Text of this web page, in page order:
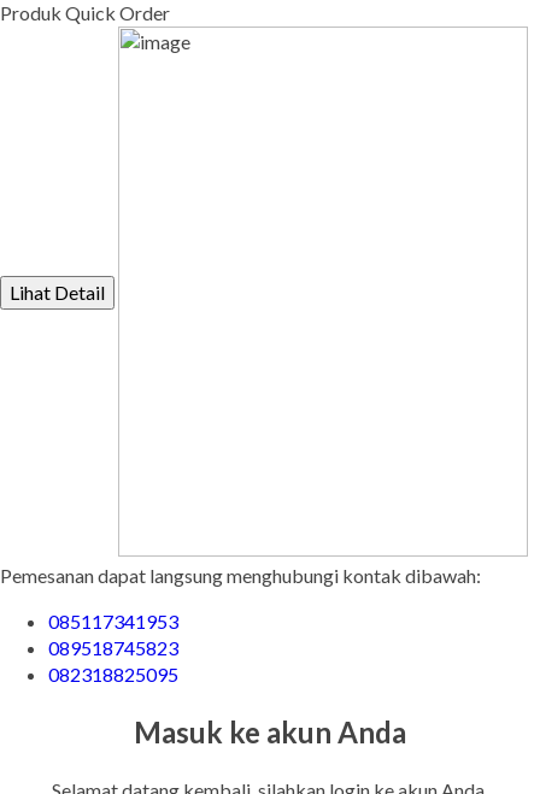
Produk Quick Order
Lihat Detail
Pemesanan dapat langsung menghubungi kontak dibawah:
085117341953
089518745823
082318825095
Masuk ke akun Anda